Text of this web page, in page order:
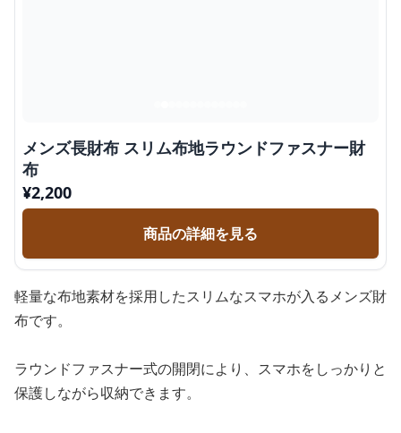
メンズ長財布 スリム布地ラウンドファスナー財
布
¥2,200
商品の詳細を見る
軽量な布地素材を採用したスリムなスマホが入るメンズ財
布です。
ラウンドファスナー式の開閉により、スマホをしっかりと
保護しながら収納できます。